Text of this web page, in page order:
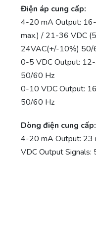
Điện áp cung cấp:
4-20 mA Output:
max.) / 21-36 VDC
24VAC(+/-10%) 50/
0-5 VDC Output:
50/60 Hz
0-10 VDC Output:
50/60 Hz
Dòng điện cung cấp:
4-20 mA Output: 23
VDC Output Signals: